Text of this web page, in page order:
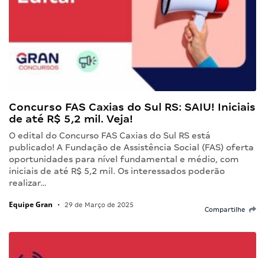
Concurso FAS Caxias do Sul RS: SAIU! Iniciais
de até R$ 5,2 mil. Veja!
O edital do Concurso FAS Caxias do Sul RS está
publicado! A Fundação de Assistência Social (FAS) oferta
oportunidades para nível fundamental e médio, com
iniciais de até R$ 5,2 mil. Os interessados poderão
realizar…
Equipe Gran • 29 de Março de 2025
Compartilhe